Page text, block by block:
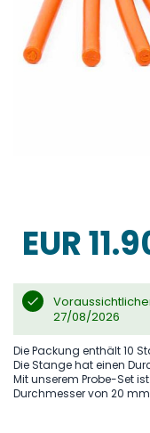
beginning
the
gallery
EUR
27/08/2026
Die Packung enthält 10
Die Stange hat einen
Mit unserem Probe-Set
Durchmesser von 20